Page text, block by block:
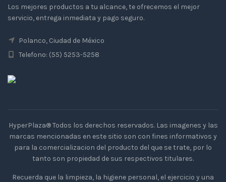
Los mejores productos a tu alcance, te ofrecemos el mejor
servicio, entrega inmediata y pago seguro.
Polanco, Ciudad de México
Telefono: (55) 5253-5258
HyperPlaza® Todos los derechos reservados. Las imagenes y las
marcas mencionadas en este sitio son con fines informativos y
para la comercializacion del producto del que se trate, por lo
tanto son propiedad de sus respectivos titulares.
Recuerda que la limpieza, la higiene personal, el ejercicio y una